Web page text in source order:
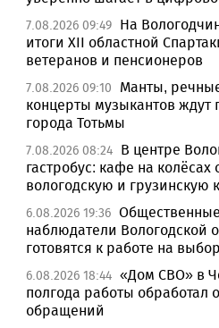
7.08.2026 09:49 На
итоги XII областной
ветеранов и пенсионеров
7.08.2026 09:10
Манты,
концерты музыкантов ждут
города Тотьмы
7.08.2026 08:24 В центре
гастробус: кафе на колёсах
вологодскую и грузинскую
6.08.2026 19:36 Общественные
наблюдатели Вологодской
готовятся к работе на
6.08.2026 18:44 «Дом СВО» в
полгода работы обработал
обращений